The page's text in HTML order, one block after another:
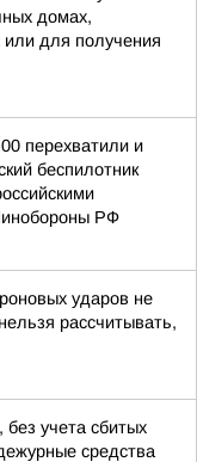
домах,
или для получения
перехватили и
беспилотник
РФ
ударов не
рассчитывать,
учета сбитых
средства